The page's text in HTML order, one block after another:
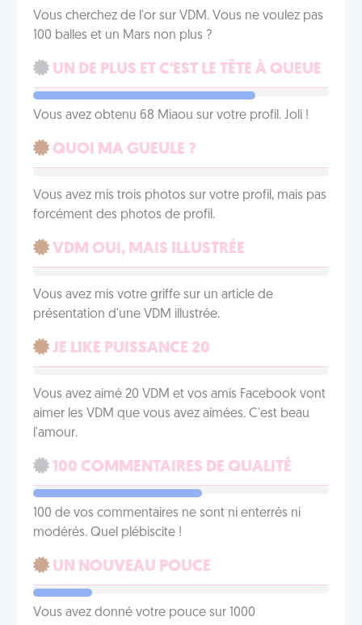
Vous cherchez de l'or sur VDM. Vous ne voulez pas
100 balles et un Mars non plus ?
UN DE PLUS ET C'EST LE TÊTE À QUEUE
Vous avez obtenu 68 Miaou sur votre profil. Joli !
QUOI MA GUEULE ?
Vous avez mis trois photos sur votre profil, mais pas
forcément des photos de profil.
VDM OUI, MAIS ILLUSTRÉE
Vous avez mis votre griffe sur un article de
présentation d'une VDM illustrée.
JE LIKE PUISSANCE 20
Vous avez aimé 20 VDM et vos amis Facebook vont
aimer les VDM que vous avez aimées. C'est beau
l'amour.
100 COMMENTAIRES DE QUALITÉ
100 de vos commentaires ne sont ni enterrés ni
modérés. Quel plébiscite !
UN NOUVEAU POUCE
Vous avez donné votre pouce sur 1000